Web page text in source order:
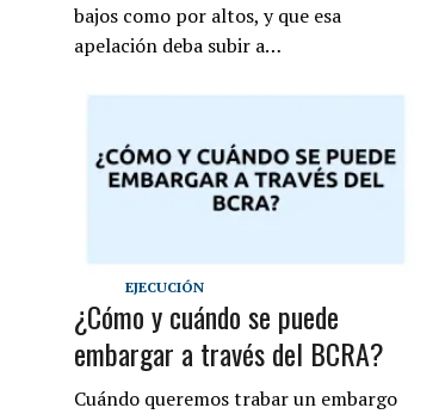
bajos como por altos, y que esa
apelación deba subir a…
EJECUCIÓN
¿Cómo y cuándo se puede
embargar a través del BCRA?
Cuándo queremos trabar un embargo